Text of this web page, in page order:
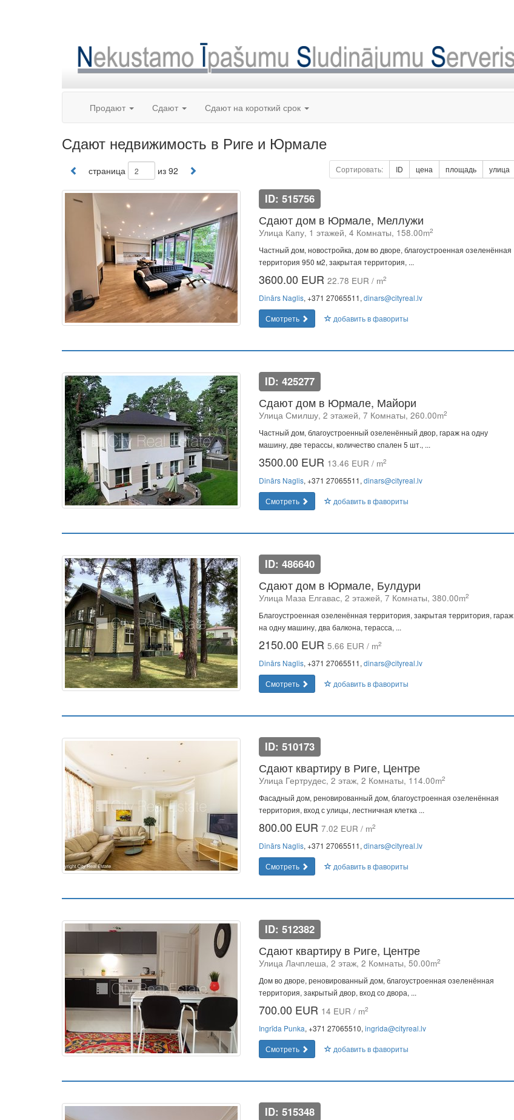
Продают Сдают Сдают на короткий срок
Сдают недвижимость в Риге и Юрмале
страница из 92 Сортировать: ID цена площадь улица
ID: 515756
Сдают дом в Юрмале, Меллужи
Улица Капу, 1 этажей, 4 Комнаты, 158.00m2
Частный дом, новостройка, дом во дворе, благоустроенная озеленённая
территория 950 м2, закрытая территория, ...
3600.00 EUR 22.78 EUR / m2
Dinārs Naglis, +371 27065511, dinars@cityreal.lv
Смотреть
добавить в фавориты
ID: 425277
Сдают дом в Юрмале, Мaйори
Улица Смилшу, 2 этажей, 7 Комнаты, 260.00m2
Частный дом, благоустроенный озеленённый двор, гараж на одну
машину, две терассы, количество спален 5 шт., ...
3500.00 EUR 13.46 EUR / m2
Dinārs Naglis, +371 27065511, dinars@cityreal.lv
Смотреть
добавить в фавориты
ID: 486640
Сдают дом в Юрмале, Булдури
Улица Маза Елгавас, 2 этажей, 7 Комнаты, 380.00m2
Благоустроенная озеленённая территория, закрытая территория, гараж
на одну машину, два балкона, терасса, ...
2150.00 EUR 5.66 EUR / m2
Dinārs Naglis, +371 27065511, dinars@cityreal.lv
Смотреть
добавить в фавориты
ID: 510173
Сдают квартиру в Риге, Центре
Улица Гертрудес, 2 этаж, 2 Комнаты, 114.00m2
Фасадный дом, реновированный дом, благоустроенная озеленённая
территория, вход с улицы, лестничная клетка ...
800.00 EUR 7.02 EUR / m2
Dinārs Naglis, +371 27065511, dinars@cityreal.lv
Смотреть
добавить в фавориты
ID: 512382
Сдают квартиру в Риге, Центре
Улица Лачплеша, 2 этаж, 2 Комнаты, 50.00m2
Дом во дворе, реновированный дом, благоустроенная озеленённая
территория, закрытый двор, вход со двора, ...
700.00 EUR 14 EUR / m2
Ingrīda Punka, +371 27065510, ingrida@cityreal.lv
Смотреть
добавить в фавориты
ID: 515348